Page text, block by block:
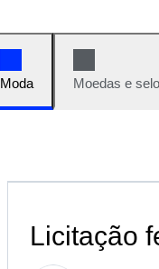
Moda Moedas e
Licitação